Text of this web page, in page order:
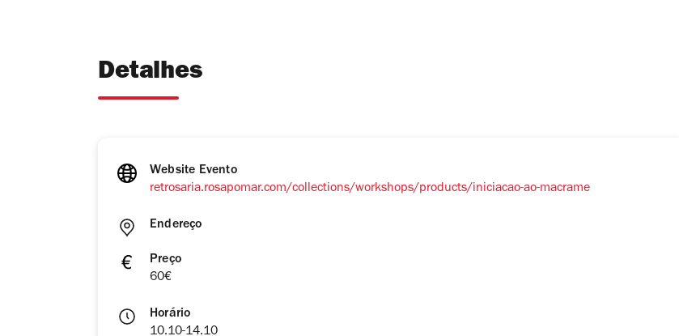
Detalhes
Website Evento
retrosaria.rosapomar.com/collections/workshops/products/iniciacao-ao-macrame
Endereço
Preço
60€
Horário
10.10-14.10